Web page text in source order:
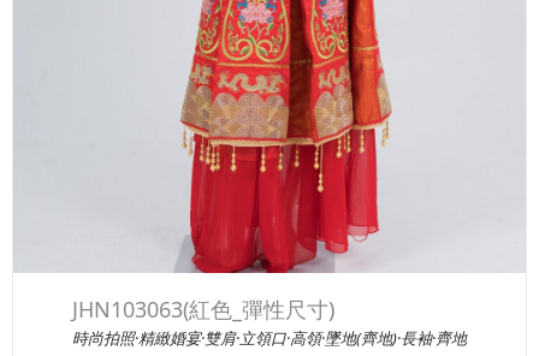
JHN103063(紅色_彈性尺寸)
時尚拍照·精緻婚宴·雙肩·立領口·高領·墜地(齊地)·長袖·齊地